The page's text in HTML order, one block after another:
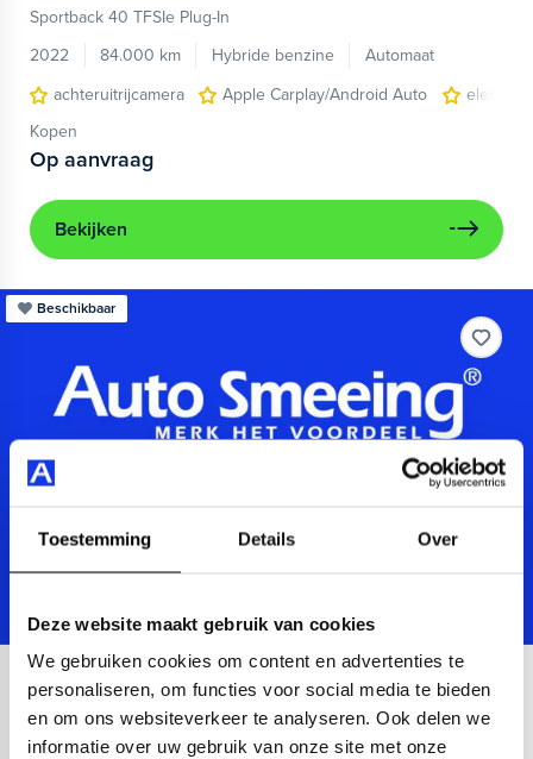
Toestemming Details Over
Deze website maakt gebruik van cookies
We gebruiken cookies om content en advertenties te
personaliseren, om functies voor social media te bieden
en om ons websiteverkeer te analyseren. Ook delen we
informatie over uw gebruik van onze site met onze
Sportback 40 TFSIe Plug-In
2022
84.000 km Hybride benzine
Automaat
achteruitrijcamera
Apple Carplay/Android Auto
Kopen
Op aanvraag
Bekijken
Beschikbaar
Audi A3
Sportback 40 TFSIe Advanced